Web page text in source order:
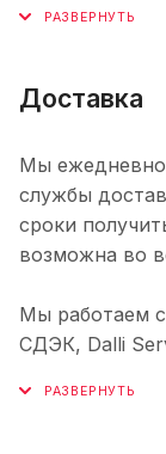
Доставка
Мы ежедневно
службы
сроки
возможна во
Мы работаем
СДЭК, Dalli